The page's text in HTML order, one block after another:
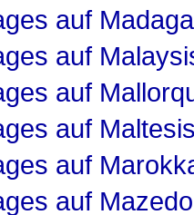
auf
auf
auf
auf
auf
auf